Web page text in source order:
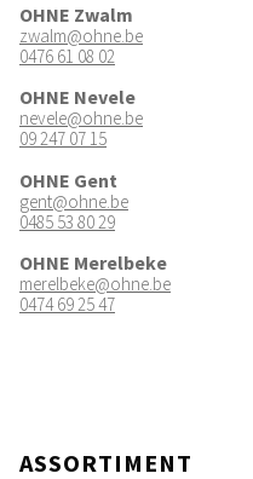
OHNE Zwalm
zwalm@ohne.be
0476 61 08 02
OHNE Nevele
nevele@ohne.be
09 247 07 15
OHNE Gent
gent@ohne.be
0485 53 80 29
OHNE Merelbeke
merelbeke@ohne.be
0474 69 25 47
ASSORTIMENT